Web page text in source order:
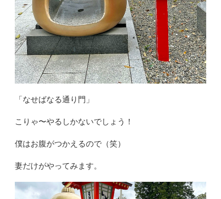
「なせばなる通り門」
こりゃ〜やるしかないでしょう！
僕はお腹がつかえるので（笑）
妻だけがやってみます。